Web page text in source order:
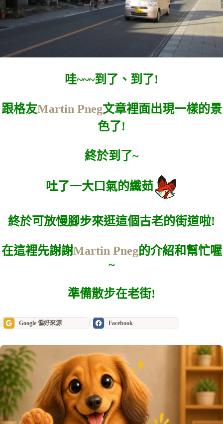
哇~~~到了、到了!
跟格友Martin Pneg文章裡面出現一樣的景
色了!
終於到了~
吐了一大口氣的纖茹
終於可放慢腳步來逛這個古老的街道啦!
在這裡先謝謝Martin Pneg的介紹和幫忙喔
~
準備散步在老街!
Google 偏好來源 Facebook